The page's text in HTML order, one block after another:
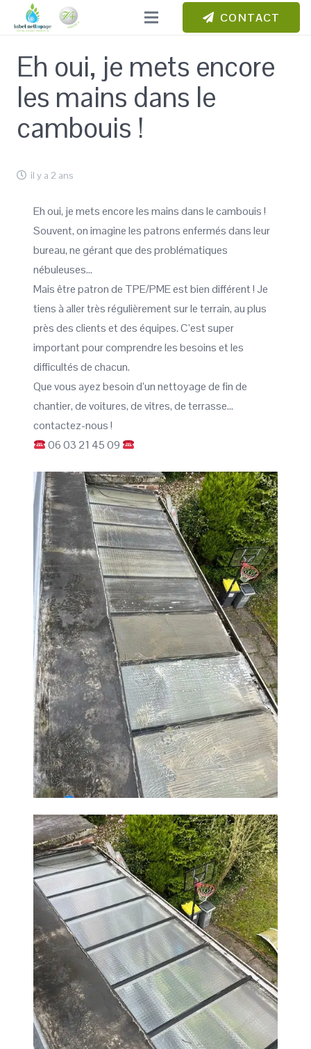
CONTACT
Eh oui, je mets encore
les mains dans le
cambouis !
il y a 2 ans
Eh oui, je mets encore les mains dans le cambouis !
Souvent, on imagine les patrons enfermés dans leur
bureau, ne gérant que des problématiques
nébuleuses…
Mais être patron de TPE/PME est bien différent ! Je
tiens à aller très régulièrement sur le terrain, au plus
près des clients et des équipes. C’est super
important pour comprendre les besoins et les
difficultés de chacun.
Que vous ayez besoin d’un nettoyage de fin de
chantier, de voitures, de vitres, de terrasse…
contactez-nous !
06 03 21 45 09